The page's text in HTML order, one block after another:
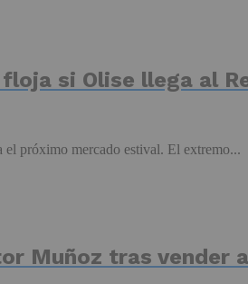
si Olise llega al
próximo mercado estival. El extremo...
Muñoz tras vender